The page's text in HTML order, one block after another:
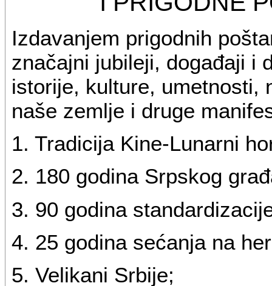
Izdavanjem prigodnih
značajni jubileji, događaji i
istorije, kulture, umetnosti,
naše zemlje i druge
1. Tradicija Kine-Lunarni
2. 180 godina Srpskog
3. 90 godina
4. 25 godina sećanja na
5. Velikani Srbije;